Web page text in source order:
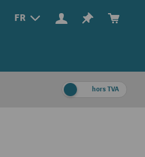
FR
hors TVA